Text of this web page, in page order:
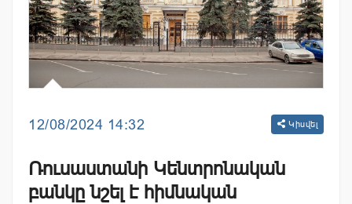
12/08/2024 14:32 Կիսվել
Ռուսաստանի Կենտրոնական
բանկը նշել է հիմնական